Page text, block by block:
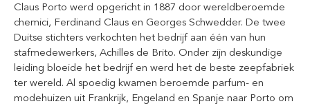
Claus Porto werd opgericht in 1887 door wereldberoemde
chemici, Ferdinand Claus en Georges Schwedder. De twee
Duitse stichters verkochten het bedrijf aan één van hun
stafmedewerkers, Achilles de Brito. Onder zijn deskundige
leiding bloeide het bedrijf en werd het de beste zeepfabriek
ter wereld. Al spoedig kwamen beroemde parfum- en
modehuizen uit Frankrijk, Engeland en Spanje naar Porto om